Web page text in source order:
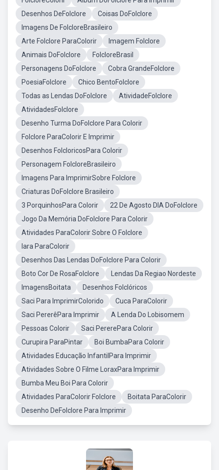
Desenhos DeFolclore
Coisas DoFolclore
Imagens De FolcloreBrasileiro
Arte Folclore ParaColorir
Imagem Folclore
Animais DoFolclore
FolcloreBrasil
Personagens DoFolclore
Cobra GrandeFolclore
PoesiaFolclore
Chico BentoFolclore
Todas as Lendas DoFolclore
AtividadeFolclore
AtividadesFolclore
Desenho Turma DoFolclore Para Colorir
Folclore ParaColorir E Imprimir
Desenhos FolcloricosPara Colorir
Personagem FolcloreBrasileiro
Imagens Para ImprimirSobre Folclore
Criaturas DoFolclore Brasileiro
3 PorquinhosPara Colorir
22 De Agosto DIA DoFolclore
Jogo Da Memória DoFolclore Para Colorir
Atividades ParaColorir Sobre O Folclore
Iara ParaColorir
Desenhos Das Lendas DoFolclore Para Colorir
Boto Cor De RosaFolclore
Lendas Da Regiao Nordeste
ImagensBoitata
Desenhos Folclóricos
Saci Para ImprimirColorido
Cuca ParaColorir
Saci PererêPara Imprimir
A Lenda Do Lobisomem
Pessoas Colorir
Saci PererePara Colorir
Curupira ParaPintar
Boi BumbaPara Colorir
Atividades Educação InfantilPara Imprimir
Atividades Sobre O Filme LoraxPara Imprimir
Bumba Meu Boi Para Colorir
Atividades ParaColorir Folclore
Boitata ParaColorir
Desenho DeFolclore Para Imprimir